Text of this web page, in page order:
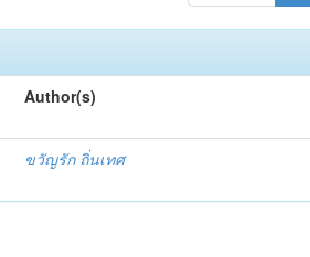
Author(s)
ขวัญรัก ถิ่นเทศ